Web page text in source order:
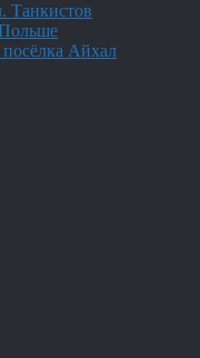
Танкистов
Айхал